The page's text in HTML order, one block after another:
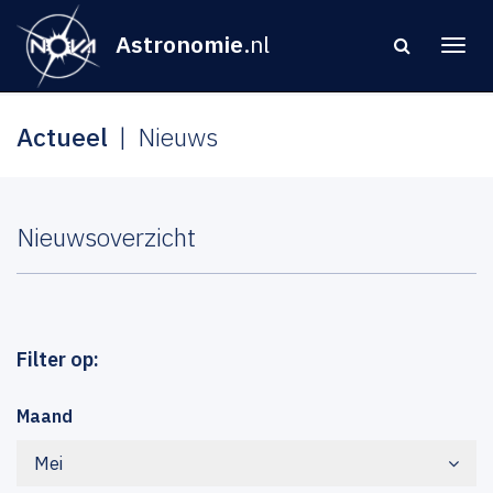
Astronomie.nl
Actueel Nieuws
Nieuwsoverzicht
Filter op:
Maand
Mei